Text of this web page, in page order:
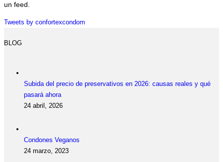
un feed.
Tweets by confortexcondom
BLOG
Subida del precio de preservativos en 2026: causas reales y qué
pasará ahora
24 abril, 2026
Condones Veganos
24 marzo, 2023